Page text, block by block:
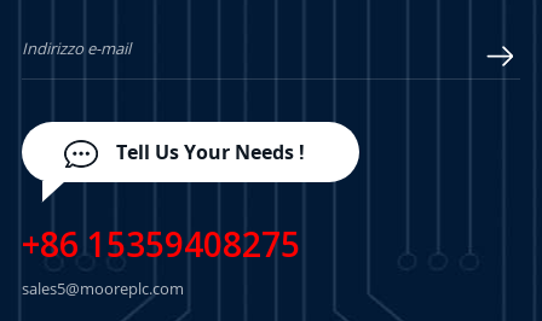
Tell Us Your Needs !
+86 15359408275
sales5@mooreplc.com